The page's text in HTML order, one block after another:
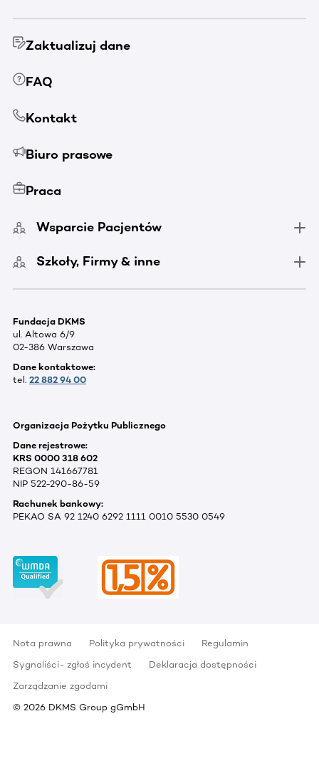
Zaktualizuj dane
FAQ
Kontakt
Biuro prasowe
Praca
Wsparcie Pacjentów
Szkoły, Firmy & inne
Fundacja DKMS
ul. Altowa 6/9
02-386 Warszawa
Dane kontaktowe:
tel. 22 882 94 00
Organizacja Pożytku Publicznego
Dane rejestrowe:
KRS 0000 318 602
REGON 141667781
NIP 522-290-86-59
Rachunek bankowy:
PEKAO SA 92 1240 6292 1111 0010 5530 0549
Nota prawna Polityka prywatności
Regulamin
Sygnaliści- zgłoś incydent
Deklaracja dostępności
Zarządzanie zgodami
© 2026 DKMS Group gGmbH